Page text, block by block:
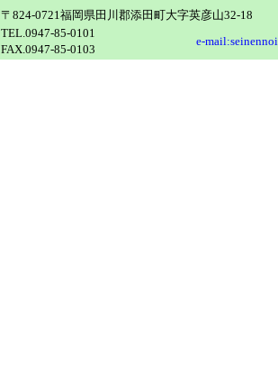
〒824-0721福岡県田川郡添田町大字英彦山32-18
TEL.0947-85-0101
FAX.0947-85-0103
e-mail: